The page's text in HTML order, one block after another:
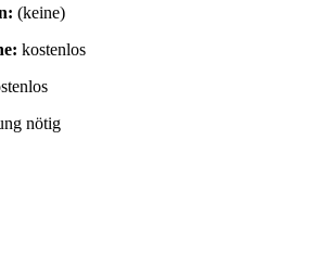
(keine)
kostenlos
nötig